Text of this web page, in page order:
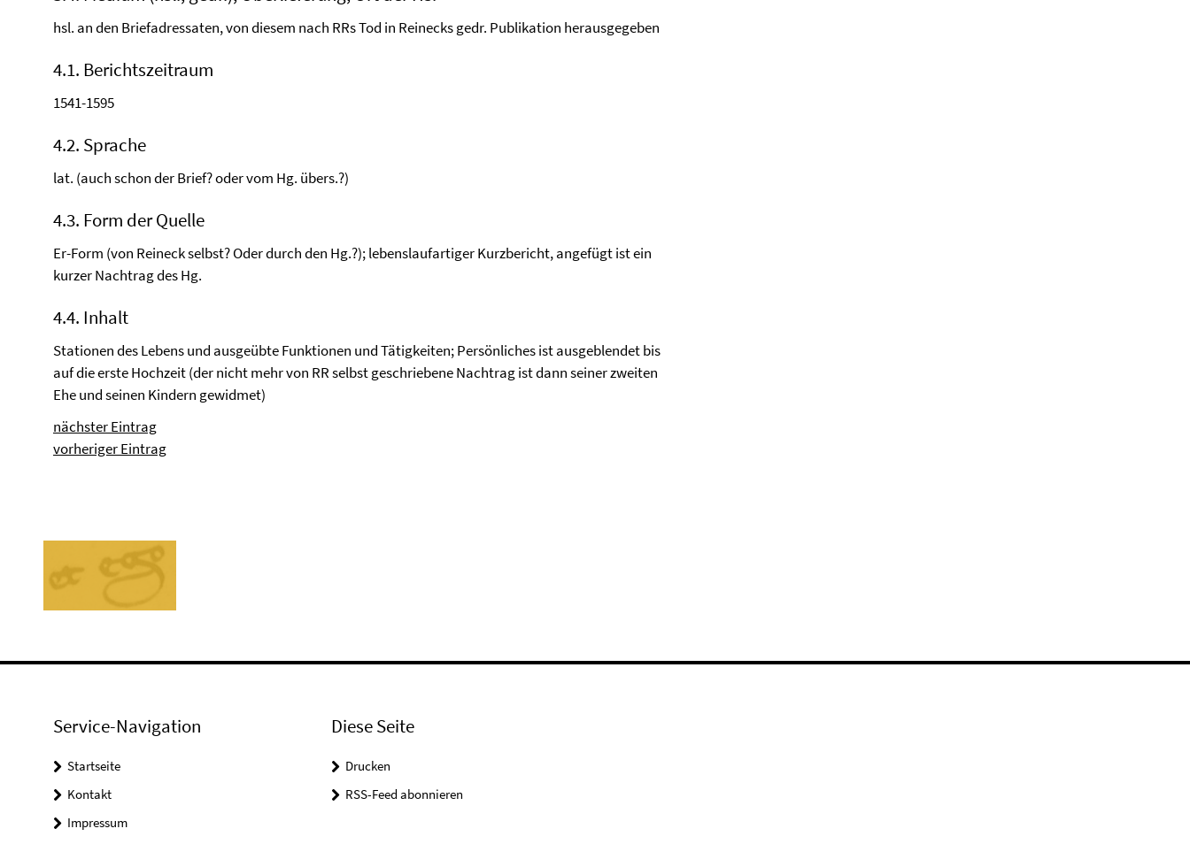
hsl. an den Briefadressaten, von diesem nach RRs Tod in Reinecks gedr. Publikation herausgegeben
4.1. Berichtszeitraum
1541-1595
4.2. Sprache
lat. (auch schon der Brief? oder vom Hg. übers.?)
4.3. Form der Quelle
Er-Form (von Reineck selbst? Oder durch den Hg.?); lebenslaufartiger Kurzbericht, angefügt ist ein
kurzer Nachtrag des Hg.
4.4. Inhalt
Stationen des Lebens und ausgeübte Funktionen und Tätigkeiten; Persönliches ist ausgeblendet bis
auf die erste Hochzeit (der nicht mehr von RR selbst geschriebene Nachtrag ist dann seiner zweiten
Ehe und seinen Kindern gewidmet)
nächster Eintrag
vorheriger Eintrag
Service-Navigation
Startseite
Kontakt
Impressum
Diese Seite
Drucken
RSS-Feed abonnieren